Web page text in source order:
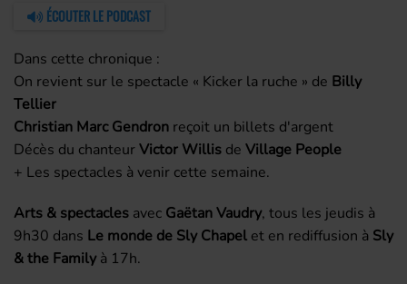
ÉCOUTER LE PODCAST
Dans cette chronique :
On revient sur le spectacle « Kicker la ruche » de Billy
Tellier
Christian Marc Gendron reçoit un billets d'argent
Décès du chanteurVictor Willis de Village People
+ Les spectacles à venir cette semaine.
Arts & spectacles avec Gaëtan Vaudry, tous les jeudis à
9h30 dans Le monde de Sly Chapel et en rediffusion à Sly
& the Familyà 17h.